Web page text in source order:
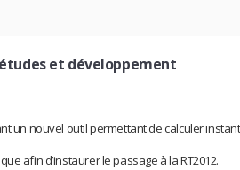
et développement
un nouvel outil permettant de calculer
afin d’instaurer le passage à la RT2012.